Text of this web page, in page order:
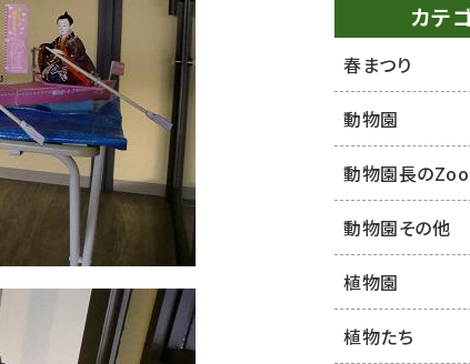
カテ
春まつり
動物園
動物園長のZoo
動物園その他
植物園
植物たち